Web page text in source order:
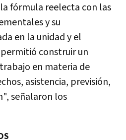
fórmula reelecta con las
y su
en la unidad y el
construir un
en materia de
asistencia, previsión,
señalaron los